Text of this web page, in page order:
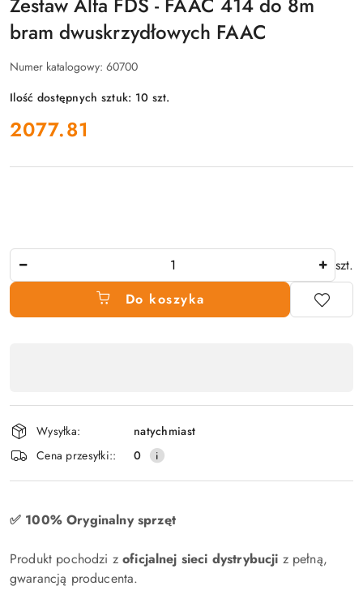
bram dwuskrzydłowych FAAC
Numer katalogowy: 60700
Ilość dostępnych sztuk: 10 szt.
cena:
2077.81
szt.
Do koszyka
,
płatność
i
dostawa
Wysyłka:
natychmiast
Cena przesyłki::
0
✅ 100% Oryginalny sprzęt
Produkt pochodzi zoficjalnej sieci dystrybucji z pełną,
gwarancją producenta.